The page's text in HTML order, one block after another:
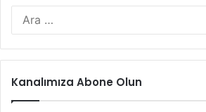
Kanalımıza Abone Olun